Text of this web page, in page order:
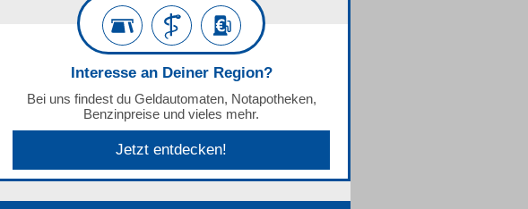
Interesse an Deiner Region?
Bei uns findest du Geldautomaten, Notapotheken,
Benzinpreise und vieles mehr.
Jetzt entdecken!